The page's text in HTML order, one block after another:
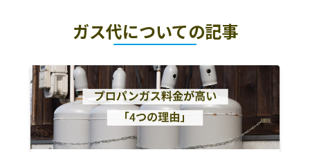
常陸大宮市
那珂市
水戸市
小美玉市
笠間市
東茨城郡茨城町
東茨城郡城里町
東茨城郡大洗町
鹿嶋市
潮来市
神栖市
ガス代についての記事